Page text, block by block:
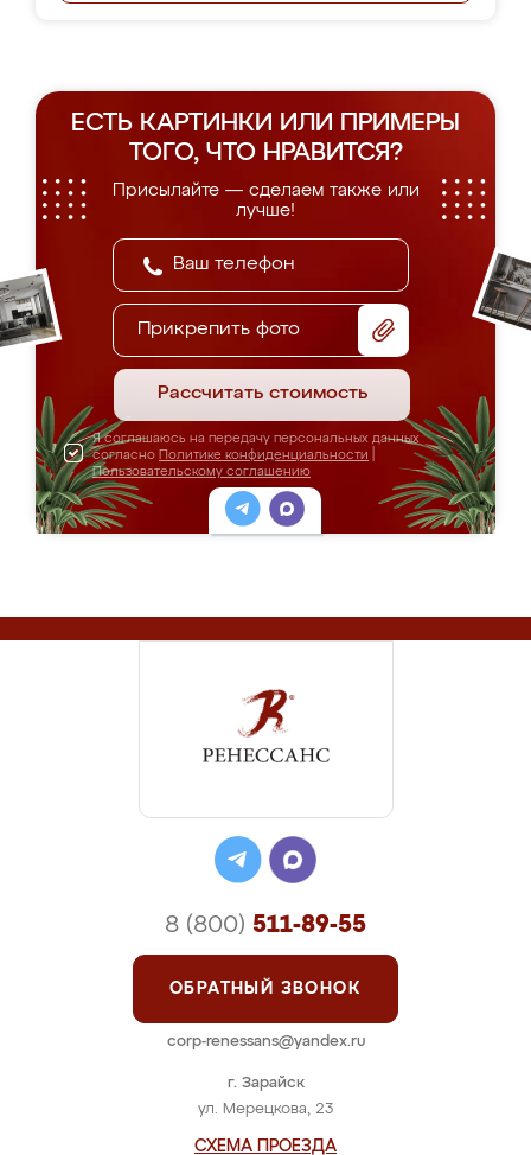
ЕСТЬ КАРТИНКИ ИЛИ ПРИМЕРЫ
ТОГО, ЧТО НРАВИТСЯ?
Присылайте — сделаем также или
лучше!
Прикрепить фото
Рассчитать стоимость
Я соглашаюсь на передачу персональных данных
согласно Политике конфиденциальности
Пользовательскому соглашению
г. Зарайск
ул. Мерецкова, 23
СХЕМА ПРОЕЗДА
8 (800) 511-89-55
ОБРАТНЫЙ ЗВОНОК
corp-renessans@yandex.ru